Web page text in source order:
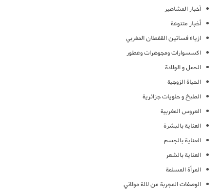
أخبار المشاهير
أخبار متنوعة
ازياء فساتين القفطان المغربي
اكسسوارات ومجوهرات وعطور
الحمل و الولادة
الحياة الزوجية
الطبخ و حلويات جزائرية
العروس المغربية
العناية بالبشرة
العناية بالجسم
العناية بالشعر
المرأة المسلمة
الوصفات المجربة من لالة مولاتي